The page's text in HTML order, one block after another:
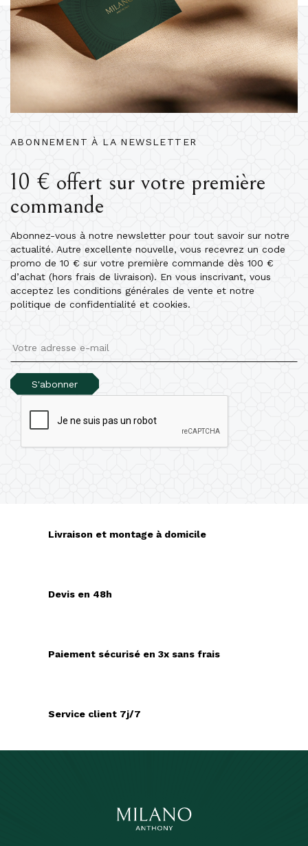
ABONNEMENT À LA NEWSLETTER
10 € offert sur votre première
commande
Abonnez-vous à notre newsletter pour tout savoir sur notre
actualité. Autre excellente nouvelle, vous recevrez un code
promo de 10 € sur votre première commande dès 100 €
d’achat (hors frais de livraison). En vous inscrivant, vous
acceptez les conditions générales de vente et notre
politique de confidentialité et cookies.
S'abonner
Livraison et montage à domicile
Devis en 48h
Paiement sécurisé en 3x sans frais
Service client 7j/7